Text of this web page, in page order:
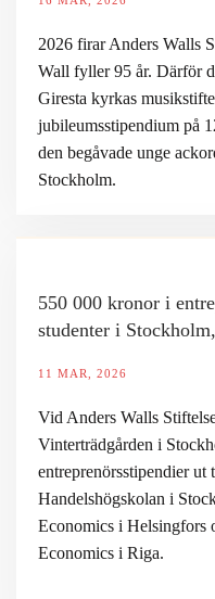
2026 firar Anders Walls
Wall fyller 95 år. Därför
Giresta kyrkas
jubileumsstipendium på
den begåvade unge
Stockholm.
550 000 kronor i
studenter i
11 MAR, 2026
Vid Anders Walls
Vinterträdgården i
entreprenörsstipendier ut
Handelshögskolan i
Economics i Helsingfors
Economics i Riga.